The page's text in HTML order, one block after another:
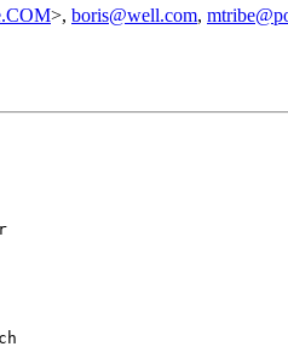
>, boris@well.com,